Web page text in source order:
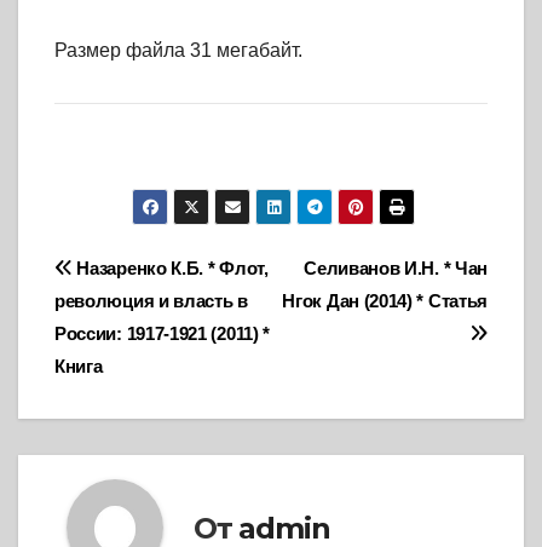
Размер файла 31 мегабайт.
Навигация
по
записям
Селиванов И.Н. * Чан
Нгок Дан (2014) * Статья
Назаренко К.Б. * Флот,
революция и власть в
России: 1917-1921 (2011) *
Книга
От admin